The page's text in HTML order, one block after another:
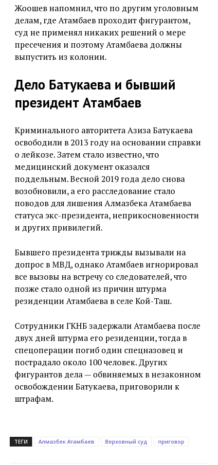
Жоошев напомнил, что по другим уголовным
делам, где Атамбаев проходит фигурантом,
суд не применял никаких решений о мере
пресечения и поэтому Атамбаева должны
выпустить из колонии.
Дело Батукаева и бывший
президент Атамбаев
Криминального авторитета Азиза Батукаева
освободили в 2013 году на основании справки
о лейкозе. Затем стало известно, что
медицинский документ оказался
поддельным. Весной 2019 года дело снова
возобновили, а его расследование стало
поводов для лишения Алмазбека Атамбаева
статуса экс-президента, неприкосновенности
и других привилегий.
Бывшего президента трижды вызывали на
допрос в МВД, однако Атамбаев игнорировал
все вызовы на встречу со следователей, что
позже стало одной из причин штурма
резиденции Атамбаева в селе Кой-Таш.
Сотрудники ГКНБ задержали Атамбаева после
двух дней штурма его резиденции, тогда в
спецоперации погиб один спецназовец и
пострадало около 100 человек. Других
фигурантов дела — обвиняемых в незаконном
освобождении Батукаева, приговорили к
штрафам.
ТЕГИ Алмазбек Атамбаев Верховный суд приговор